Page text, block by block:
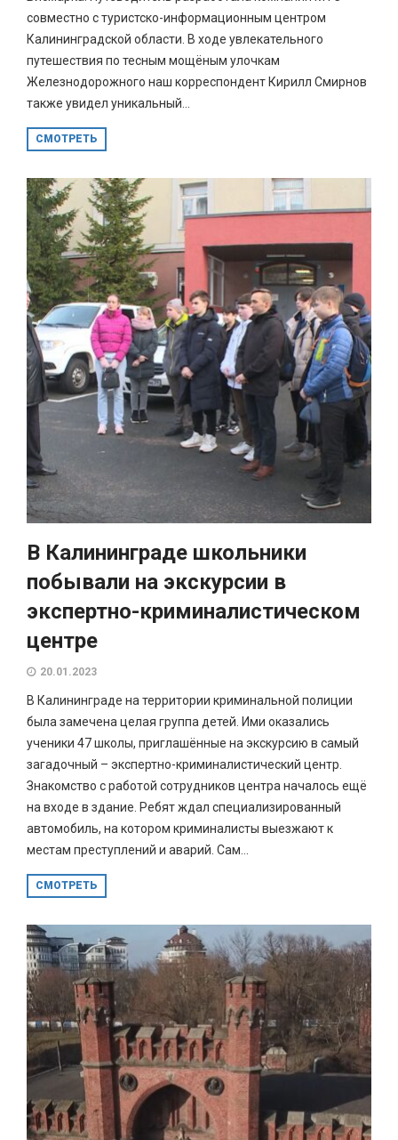
совместно с туристско-информационным центром
Калининградской области. В ходе увлекательного
путешествия по тесным мощёным улочкам
Железнодорожного наш корреспондент Кирилл Смирнов
также увидел уникальный...
СМОТРЕТЬ
В Калининграде школьники
побывали на экскурсии в
экспертно-криминалистическом
центре
20.01.2023
В Калининграде на территории криминальной полиции
была замечена целая группа детей. Ими оказались
ученики 47 школы, приглашённые на экскурсию в самый
загадочный – экспертно-криминалистический центр.
Знакомство с работой сотрудников центра началось ещё
на входе в здание. Ребят ждал специализированный
автомобиль, на котором криминалисты выезжают к
местам преступлений и аварий. Сам...
СМОТРЕТЬ